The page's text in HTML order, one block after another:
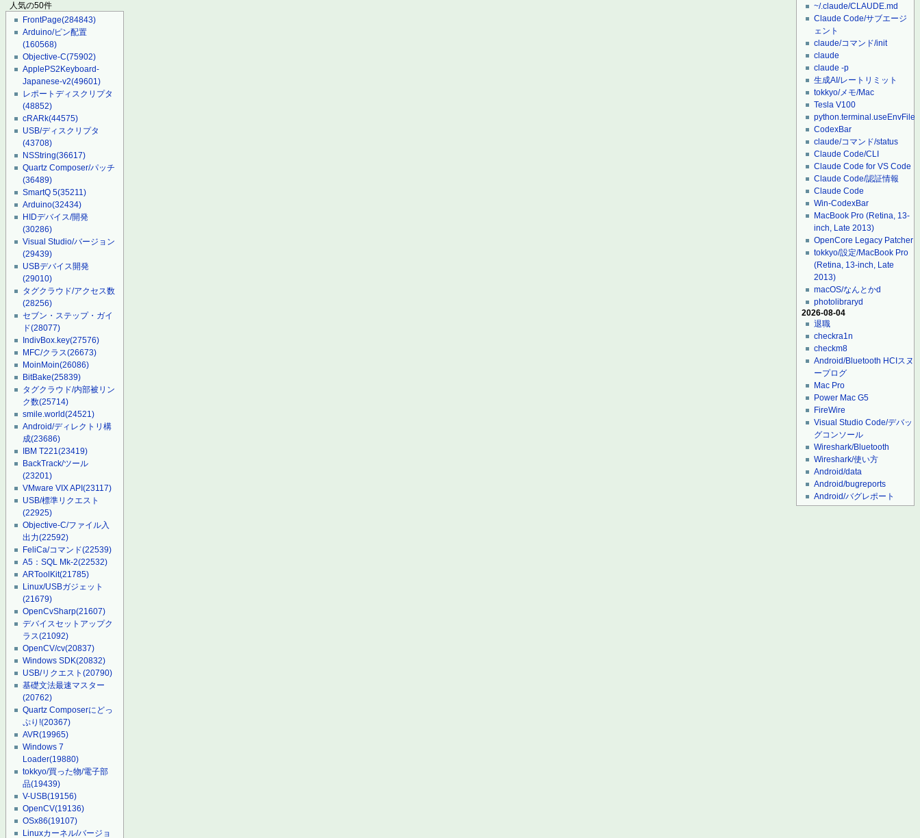
人気の50件
FrontPage(284843)
Arduino/ピン配置
(160568)
Objective-C(75902)
ApplePS2Keyboard-
Japanese-v2(49601)
レポートディスクリプタ
(48852)
cRARk(44575)
USB/ディスクリプタ
(43708)
NSString(36617)
Quartz Composer/パッチ
(36489)
SmartQ 5(35211)
Arduino(32434)
HIDデバイス/開発
(30286)
Visual Studio/バージョン
(29439)
USBデバイス開発
(29010)
タグクラウド/アクセス数
(28256)
セブン・ステップ・ガイ
ド(28077)
IndivBox.key(27576)
MFC/クラス(26673)
MoinMoin(26086)
BitBake(25839)
タグクラウド/内部被リン
ク数(25714)
smile.world(24521)
Android/ディレクトリ構
成(23686)
IBM T221(23419)
BackTrack/ツール
(23201)
VMware VIX API(23117)
USB/標準リクエスト
(22925)
Objective-C/ファイル入
出力(22592)
FeliCa/コマンド(22539)
A5：SQL Mk-2(22532)
ARToolKit(21785)
Linux/USBガジェット
(21679)
OpenCvSharp(21607)
デバイスセットアップク
ラス(21092)
OpenCV/cv(20837)
Windows SDK(20832)
USB/リクエスト(20790)
基礎文法最速マスター
(20762)
Quartz Composerにどっ
ぷり!(20367)
AVR(19965)
Windows 7
Loader(19880)
tokkyo/買った物/電子部
品(19439)
V-USB(19156)
OpenCV(19136)
OSx86(19107)
Linuxカーネル/バージョ
~/.claude/CLAUDE.md
Claude Code/サブエージ
ェント
claude/コマンド/init
claude
claude -p
生成AI/レートリミット
tokkyo/メモ/Mac
Tesla V100
python.terminal.useEnvFile
CodexBar
claude/コマンド/status
Claude Code/CLI
Claude Code for VS Code
Claude Code/認証情報
Claude Code
Win-CodexBar
MacBook Pro (Retina, 13-
inch, Late 2013)
OpenCore Legacy Patcher
tokkyo/設定/MacBook Pro
(Retina, 13-inch, Late
2013)
macOS/なんとかd
photolibraryd
2026-08-04
退職
checkra1n
checkm8
Android/Bluetooth HCIスヌ
ープログ
Mac Pro
Power Mac G5
FireWire
Visual Studio Code/デバッ
グコンソール
Wireshark/Bluetooth
Wireshark/使い方
Android/data
Android/bugreports
Android/バグレポート